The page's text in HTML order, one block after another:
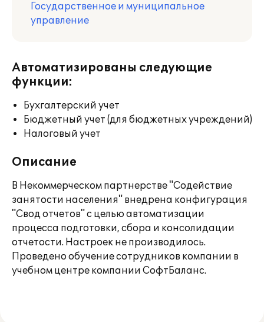
Государственное и муниципальное
управление
Автоматизированы следующие
функции:
Бухгалтерский учет
Бюджетный учет (для бюджетных учреждений)
Налоговый учет
Описание
В Некоммерческом партнерстве "Содействие
занятости населения" внедрена конфигурация
"Свод отчетов" с целью автоматизации
процесса подготовки, сбора и консолидации
отчетости. Настроек не производилось.
Проведено обучение сотрудников компании в
учебном центре компании СофтБаланс.